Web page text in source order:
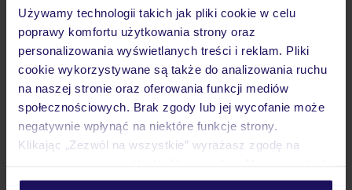
Używamy technologii takich jak pliki cookie w celu
poprawy komfortu użytkowania strony oraz
personalizowania wyświetlanych treści i reklam. Pliki
cookie wykorzystywane są także do analizowania ruchu
na naszej stronie oraz oferowania funkcji mediów
społecznościowych. Brak zgody lub jej wycofanie może
negatywnie wpłynąć na niektóre funkcje strony.
Klikając „Zezwól na wszystkie” wyrażasz zgodę na
personalizować swój wybór wchodząc w zakładkę
Opinie
Pokoje
Wyżywienie